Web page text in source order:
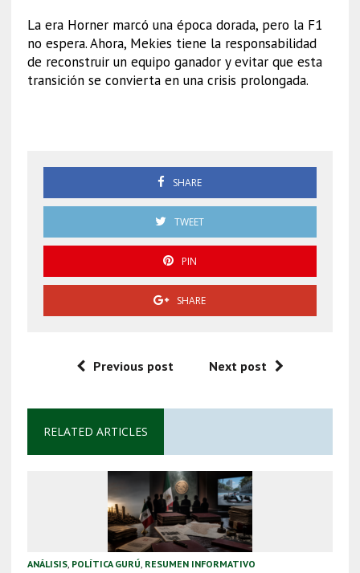
La era Horner marcó una época dorada, pero la F1
no espera. Ahora, Mekies tiene la responsabilidad
de reconstruir un equipo ganador y evitar que esta
transición se convierta en una crisis prolongada.
SHARE
TWEET
PIN
SHARE
Previous post Next post
RELATED ARTICLES
ANÁLISIS, POLÍTICA GURÚ RESUMEN INFORMATIVO